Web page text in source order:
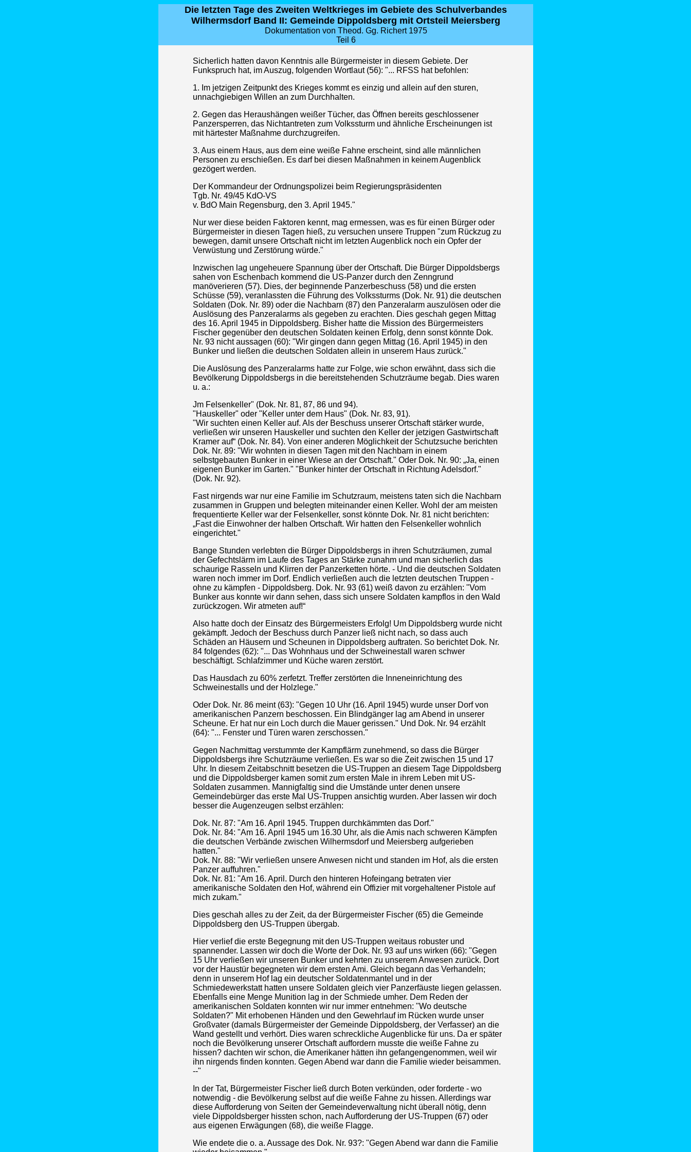
Die letzten Tage des Zweiten Weltkrieges im Gebiete des Schulverbandes
Wilhermsdorf Band II: Gemeinde Dippoldsberg mit Ortsteil Meiersberg
Dokumentation von Theod. Gg. Richert 1975
Teil 6
Sicherlich hatten davon Kenntnis alle Bürgermeister in diesem Gebiete. Der
Funkspruch hat, im Auszug, folgenden Wortlaut (56): "... RFSS hat befohlen:
1. Im jetzigen Zeitpunkt des Krieges kommt es einzig und allein auf den sturen,
unnachgiebigen Willen an zum Durchhalten.
2. Gegen das Heraushängen weißer Tücher, das Öffnen bereits geschlossener
Panzersperren, das Nichtantreten zum Volkssturm und ähnliche Erscheinungen ist
mit härtester Maßnahme durchzugreifen.
3. Aus einem Haus, aus dem eine weiße Fahne erscheint, sind alle männlichen
Personen zu erschießen. Es darf bei diesen Maßnahmen in keinem Augenblick
gezögert werden.
Der Kommandeur der Ordnungspolizei beim Regierungspräsidenten
Tgb. Nr. 49/45 KdO-VS
v. BdO Main Regensburg, den 3. April 1945."
Nur wer diese beiden Faktoren kennt, mag ermessen, was es für einen Bürger oder
Bürgermeister in diesen Tagen hieß, zu versuchen unsere Truppen "zum Rückzug zu
bewegen, damit unsere Ortschaft nicht im letzten Augenblick noch ein Opfer der
Verwüstung und Zerstörung würde."
Inzwischen lag ungeheuere Spannung über der Ortschaft. Die Bürger Dippoldsbergs
sahen von Eschenbach kommend die US-Panzer durch den Zenngrund
manöverieren (57). Dies, der beginnende Panzerbeschuss (58) und die ersten
Schüsse (59), veranlassten die Führung des Volkssturms (Dok. Nr. 91) die deutschen
Soldaten (Dok. Nr. 89) oder die Nachbarn (87) den Panzeralarm auszulösen oder die
Auslösung des Panzeralarms als gegeben zu erachten. Dies geschah gegen Mittag
des 16. April 1945 in Dippoldsberg. Bisher hatte die Mission des Bürgermeisters
Fischer gegenüber den deutschen Soldaten keinen Erfolg, denn sonst könnte Dok.
Nr. 93 nicht aussagen (60): "Wir gingen dann gegen Mittag (16. April 1945) in den
Bunker und ließen die deutschen Soldaten allein in unserem Haus zurück."
Die Auslösung des Panzeralarms hatte zur Folge, wie schon erwähnt, dass sich die
Bevölkerung Dippoldsbergs in die bereitstehenden Schutzräume begab. Dies waren
u. a.:
Jm Felsenkeller" (Dok. Nr. 81, 87, 86 und 94).
"Hauskeller" oder "Keller unter dem Haus" (Dok. Nr. 83, 91).
"Wir suchten einen Keller auf. Als der Beschuss unserer Ortschaft stärker wurde,
verließen wir unseren Hauskeller und suchten den Keller der jetzigen Gastwirtschaft
Kramer auf“ (Dok. Nr. 84). Von einer anderen Möglichkeit der Schutzsuche berichten
Dok. Nr. 89: "Wir wohnten in diesen Tagen mit den Nachbarn in einem
selbstgebauten Bunker in einer Wiese an der Ortschaft." Oder Dok. Nr. 90: „Ja, einen
eigenen Bunker im Garten." "Bunker hinter der Ortschaft in Richtung Adelsdorf."
(Dok. Nr. 92).
Fast nirgends war nur eine Familie im Schutzraum, meistens taten sich die Nachbarn
zusammen in Gruppen und belegten miteinander einen Keller. Wohl der am meisten
frequentierte Keller war der Felsenkeller, sonst könnte Dok. Nr. 81 nicht berichten:
„Fast die Einwohner der halben Ortschaft. Wir hatten den Felsenkeller wohnlich
eingerichtet."
Bange Stunden verlebten die Bürger Dippoldsbergs in ihren Schutzräumen, zumal
der Gefechtslärm im Laufe des Tages an Stärke zunahm und man sicherlich das
schaurige Rasseln und Klirren der Panzerketten hörte. - Und die deutschen Soldaten
waren noch immer im Dorf. Endlich verließen auch die letzten deutschen Truppen -
ohne zu kämpfen - Dippoldsberg. Dok. Nr. 93 (61) weiß davon zu erzählen: "Vom
Bunker aus konnte wir dann sehen, dass sich unsere Soldaten kampflos in den Wald
zurückzogen. Wir atmeten auf!“
Also hatte doch der Einsatz des Bürgermeisters Erfolg! Um Dippoldsberg wurde nicht
gekämpft. Jedoch der Beschuss durch Panzer ließ nicht nach, so dass auch
Schäden an Häusern und Scheunen in Dippoldsberg auftraten. So berichtet Dok. Nr.
84 folgendes (62): "... Das Wohnhaus und der Schweinestall waren schwer
beschäftigt. Schlafzimmer und Küche waren zerstört.
Das Hausdach zu 60% zerfetzt. Treffer zerstörten die Inneneinrichtung des
Schweinestalls und der Holzlege."
Oder Dok. Nr. 86 meint (63): "Gegen 10 Uhr (16. April 1945) wurde unser Dorf von
amerikanischen Panzern beschossen. Ein Blindgänger lag am Abend in unserer
Scheune. Er hat nur ein Loch durch die Mauer gerissen." Und Dok. Nr. 94 erzählt
(64): "... Fenster und Türen waren zerschossen."
Gegen Nachmittag verstummte der Kampflärm zunehmend, so dass die Bürger
Dippoldsbergs ihre Schutzräume verließen. Es war so die Zeit zwischen 15 und 17
Uhr. In diesem Zeitabschnitt besetzen die US-Truppen an diesem Tage Dippoldsberg
und die Dippoldsberger kamen somit zum ersten Male in ihrem Leben mit US-
Soldaten zusammen. Mannigfaltig sind die Umstände unter denen unsere
Gemeindebürger das erste Mal US-Truppen ansichtig wurden. Aber lassen wir doch
besser die Augenzeugen selbst erzählen:
Dok. Nr. 87: "Am 16. April 1945. Truppen durchkämmten das Dorf."
Dok. Nr. 84: "Am 16. April 1945 um 16.30 Uhr, als die Amis nach schweren Kämpfen
die deutschen Verbände zwischen Wilhermsdorf und Meiersberg aufgerieben
hatten."
Dok. Nr. 88: "Wir verließen unsere Anwesen nicht und standen im Hof, als die ersten
Panzer auffuhren."
Dok. Nr. 81: "Am 16. April. Durch den hinteren Hofeingang betraten vier
amerikanische Soldaten den Hof, während ein Offizier mit vorgehaltener Pistole auf
mich zukam."
Dies geschah alles zu der Zeit, da der Bürgermeister Fischer (65) die Gemeinde
Dippoldsberg den US-Truppen übergab.
Hier verlief die erste Begegnung mit den US-Truppen weitaus robuster und
spannender. Lassen wir doch die Worte der Dok. Nr. 93 auf uns wirken (66): "Gegen
15 Uhr verließen wir unseren Bunker und kehrten zu unserem Anwesen zurück. Dort
vor der Haustür begegneten wir dem ersten Ami. Gleich begann das Verhandeln;
denn in unserem Hof lag ein deutscher Soldatenmantel und in der
Schmiedewerkstatt hatten unsere Soldaten gleich vier Panzerfäuste liegen gelassen.
Ebenfalls eine Menge Munition lag in der Schmiede umher. Dem Reden der
amerikanischen Soldaten konnten wir nur immer entnehmen: "Wo deutsche
Soldaten?" Mit erhobenen Händen und den Gewehrlauf im Rücken wurde unser
Großvater (damals Bürgermeister der Gemeinde Dippoldsberg, der Verfasser) an die
Wand gestellt und verhört. Dies waren schreckliche Augenblicke für uns. Da er später
noch die Bevölkerung unserer Ortschaft auffordern musste die weiße Fahne zu
hissen? dachten wir schon, die Amerikaner hätten ihn gefangengenommen, weil wir
ihn nirgends finden konnten. Gegen Abend war dann die Familie wieder beisammen.
--"
In der Tat, Bürgermeister Fischer ließ durch Boten verkünden, oder forderte - wo
notwendig - die Bevölkerung selbst auf die weiße Fahne zu hissen. Allerdings war
diese Aufforderung von Seiten der Gemeindeverwaltung nicht überall nötig, denn
viele Dippoldsberger hissten schon, nach Aufforderung der US-Truppen (67) oder
aus eigenen Erwägungen (68), die weiße Flagge.
Wie endete die o. a. Aussage des Dok. Nr. 93?: "Gegen Abend war dann die Familie